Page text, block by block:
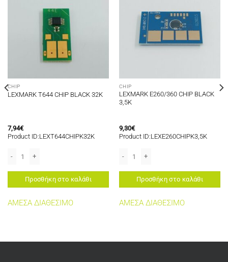
CHIP
LEXMARK T644 CHIP BLACK 32K
7,94€
Product ID:LEXT644CHIPK32K
Προσθήκη στο καλάθι
ΑΜΕΣΑ ΔΙΑΘΕΣΙΜΟ
CHIP
LEXMARK E260/360 CHIP BLACK
3,5K
9,30€
Product ID:LEXE260CHIPK3,5K
Προσθήκη στο καλάθι
ΑΜΕΣΑ ΔΙΑΘΕΣΙΜΟ